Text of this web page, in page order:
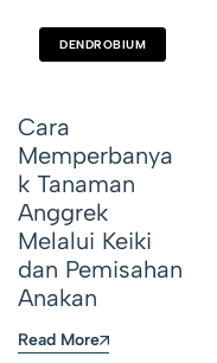
DENDROBIUM
Cara
Memperbanya
k Tanaman
Anggrek
Melalui Keiki
dan Pemisahan
Anakan
Read More